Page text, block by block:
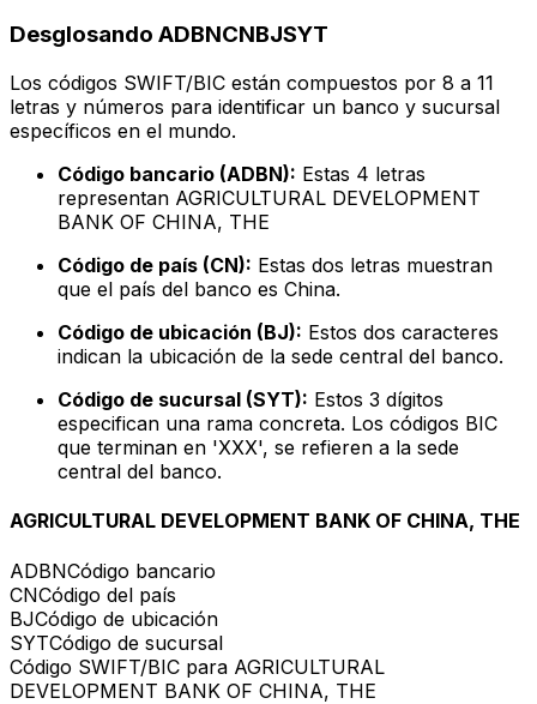
Desglosando ADBNCNBJSYT
Los códigos SWIFT/BIC están compuestos por 8 a 11
letras y números para identificar un banco y sucursal
específicos en el mundo.
Código bancario (ADBN): Estas 4 letras
representan AGRICULTURAL DEVELOPMENT
BANK OF CHINA, THE
Código de país (CN): Estas dos letras muestran
que el país del banco es China.
Código de ubicación (BJ): Estos dos caracteres
indican la ubicación de la sede central del banco.
Código de sucursal (SYT): Estos 3 dígitos
especifican una rama concreta. Los códigos BIC
que terminan en 'XXX', se refieren a la sede
central del banco.
AGRICULTURAL DEVELOPMENT BANK OF CHINA, THE
ADBNCódigo bancario
CNCódigo del país
BJCódigo de ubicación
SYTCódigo de sucursal
Código SWIFT/BIC para AGRICULTURAL
DEVELOPMENT BANK OF CHINA, THE